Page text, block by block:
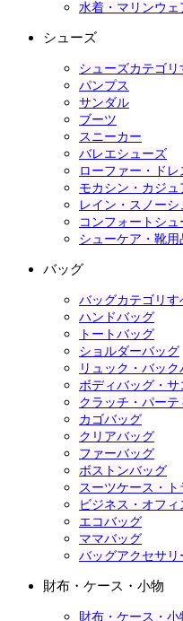
水着・マリンウェ
シューズ
シューズカテゴリ
パンプス
サンダル
ブーツ
スニーカー
バレエシューズ
ローファー・ド
モカシン・カジ
レイン・スノーシ
コンフォートシュ
シューケア・靴用
バッグ
バッグカテゴリす
ハンドバッグ
トートバッグ
ショルダーバッグ
リュック・バック
ボディバッグ・サ
クラッチ・パーテ
カゴバッグ
クリアバッグ
ファーバッグ
ボストンバッグ
スーツケース・ト
ビジネス・オフ
エコバッグ
ママバッグ
バッグアクセサリ
財布・ケース・小物
財布・ケース・